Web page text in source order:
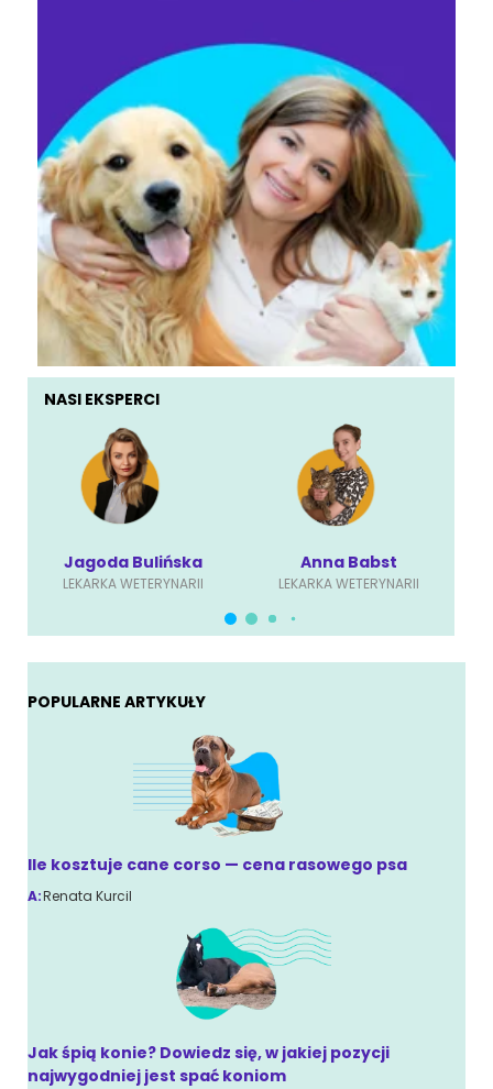
NASI EKSPERCI
Jagoda Bulińska
LEKARKA WETERYNARII
Anna Babst
LEKARKA WETERYNARII
POPULARNE ARTYKUŁY
Ile kosztuje cane corso — cena rasowego psa
A:Renata Kurcil
Jak śpią konie? Dowiedz się, w jakiej pozycji
najwygodniej jest spać koniom